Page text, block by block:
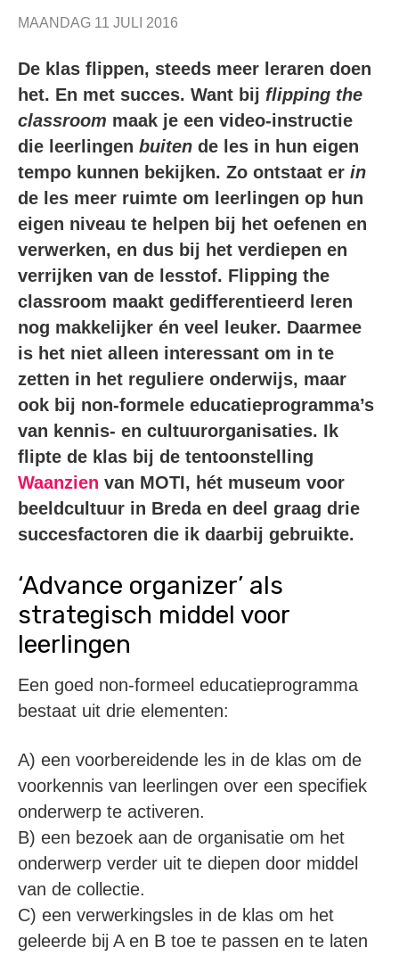
MAANDAG 11 JULI 2016
De klas flippen, steeds meer leraren doen
het. En met succes. Want bij flipping the
classroom maak je een video-instructie
die leerlingen buiten de les in hun eigen
tempo kunnen bekijken. Zo ontstaat er in
de les meer ruimte om leerlingen op hun
eigen niveau te helpen bij het oefenen en
verwerken, en dus bij het verdiepen en
verrijken van de lesstof. Flipping the
classroom maakt gedifferentieerd leren
nog makkelijker én veel leuker. Daarmee
is het niet alleen interessant om in te
zetten in het reguliere onderwijs, maar
ook bij non-formele educatieprogramma’s
van kennis- en cultuurorganisaties. Ik
flipte de klas bij de tentoonstelling
Waanzien van MOTI, hét museum voor
beeldcultuur in Breda en deel graag drie
succesfactoren die ik daarbij gebruikte.
‘Advance organizer’ als
strategisch middel voor
leerlingen
Een goed non-formeel educatieprogramma
bestaat uit drie elementen:
A) een voorbereidende les in de klas om de
voorkennis van leerlingen over een specifiek
onderwerp te activeren.
B) een bezoek aan de organisatie om het
onderwerp verder uit te diepen door middel
van de collectie.
C) een verwerkingsles in de klas om het
geleerde bij A en B toe te passen en te laten